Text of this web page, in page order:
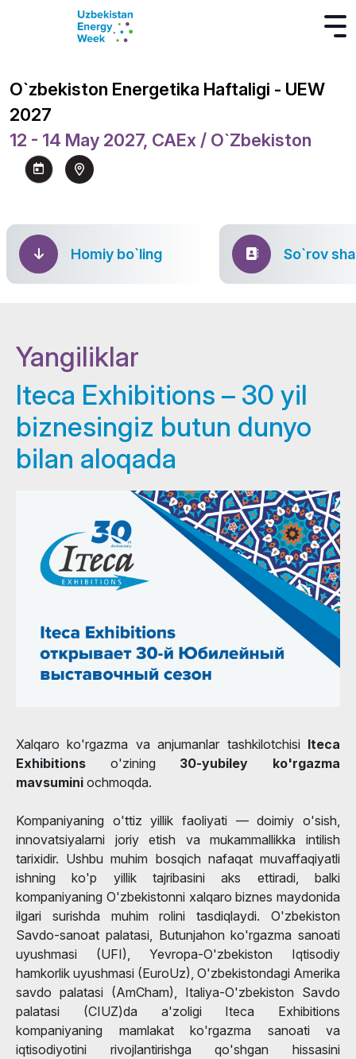
O`zbekiston Energetika Haftaligi - UEW
2027
12 - 14 May 2027, CAEx / O`zbekiston
Homiy bo`ling So`rov
Yangiliklar
Iteca Exhibitions – 30 yil
biznesingiz butun dunyo
bilan aloqada
Xalqaro ko'rgazma va anjumanlar tashkilotchisi Iteca
Exhibitions o'zining 30-yubiley ko'rgazma
mavsumini ochmoqda.
Kompaniyaning o'ttiz yillik faoliyati — doimiy o'sish,
innovatsiyalarni joriy etish va mukammallikka intilish
tarixidir. Ushbu muhim bosqich nafaqat muvaffaqiyatli
ishning ko'p yillik tajribasini aks ettiradi, balki
kompaniyaning O'zbekistonni xalqaro biznes maydonida
ilgari surishda muhim rolini tasdiqlaydi. O'zbekiston
Savdo-sanoat palatasi, Butunjahon ko'rgazma sanoati
uyushmasi (UFI), Yevropa-O'zbekiston Iqtisodiy
hamkorlik uyushmasi (EuroUz), O'zbekistondagi Amerika
savdo palatasi (AmCham), Italiya-O'zbekiston Savdo
palatasi (CIUZ)da a'zoligi Iteca Exhibitions
kompaniyaning mamlakat ko'rgazma sanoati va
iqtisodiyotini rivojlantirishga qo'shgan hissasini